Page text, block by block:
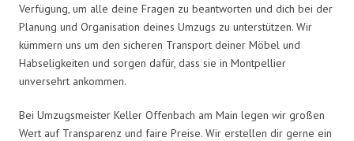
Verfügung, um alle deine Fragen zu beantworten und dich bei der
Planung und Organisation deines Umzugs zu unterstützen. Wir
kümmern uns um den sicheren Transport deiner Möbel und
Habseligkeiten und sorgen dafür, dass sie in Montpellier
unversehrt ankommen.
Bei Umzugsmeister Keller Offenbach am Main legen wir großen
Wert auf Transparenz und faire Preise. Wir erstellen dir gerne ein